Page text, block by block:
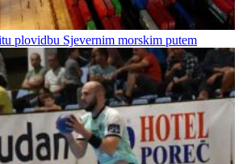
plovidbu Sjevernim morskim putem